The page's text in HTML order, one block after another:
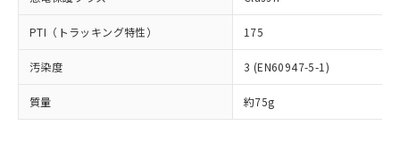
PTI（トラッキング特性） 175
汚染度 3 (EN60947-5-1)
質量 約75g
在庫状況および標準価格結果を当社の
事前の承諾なく第三者に漏洩または開
示しないようお願いします。
マイパーツ機能（部品リスト作成サー
ビス）をご利用いただくには、I-Web
メンバーズにご登録されている必要が
あります。
部品在庫の切り替え状況などにより、予定
月が前後することがあります。
「ｅ」：有害物質（10物質）のすべてが基
準値以下であることを示します。
「10」：通常の使用状況下において有害物
質が外部に漏えいし、環境に深刻な影響を
及ぼさない年数を意味します。
「－」：未確認です。当社販売部門へお問
場合は、上記1、2および3の内容を当
該第三者に通知します。また当社は、
販売先および販売に係わる関係者が違
法に輸出するおそれがある場合は、取
り引きをいたしません。
機器販売店・当社販売員にご確
認ください)
受注生産機種、また在庫状況の
情報を公開していない機種